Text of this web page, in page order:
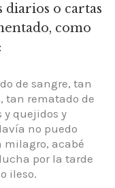
diarios o cartas
como
de sangre, tan
tan rematado de
y quejidos y
no puedo
milagro, acabé
por la tarde
ileso.